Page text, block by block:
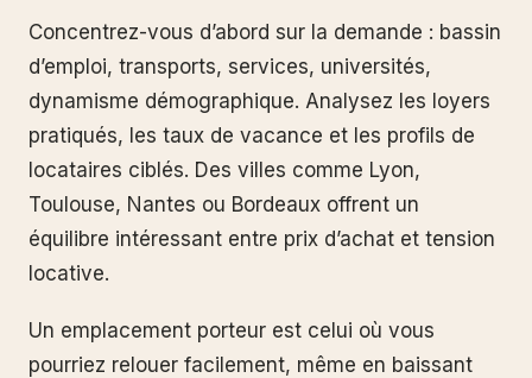
Concentrez-vous d’abord sur la demande : bassin
d’emploi, transports, services, universités,
dynamisme démographique. Analysez les loyers
pratiqués, les taux de vacance et les profils de
locataires ciblés. Des villes comme Lyon,
Toulouse, Nantes ou Bordeaux offrent un
équilibre intéressant entre prix d’achat et tension
locative.
Un emplacement porteur est celui où vous
pourriez relouer facilement, même en baissant